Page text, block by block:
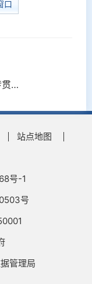
口
解读：关于印发《熊口镇学习宣传贯彻党的二十大精神的工作方案》的通知
站点地图
号-1
号
管理局